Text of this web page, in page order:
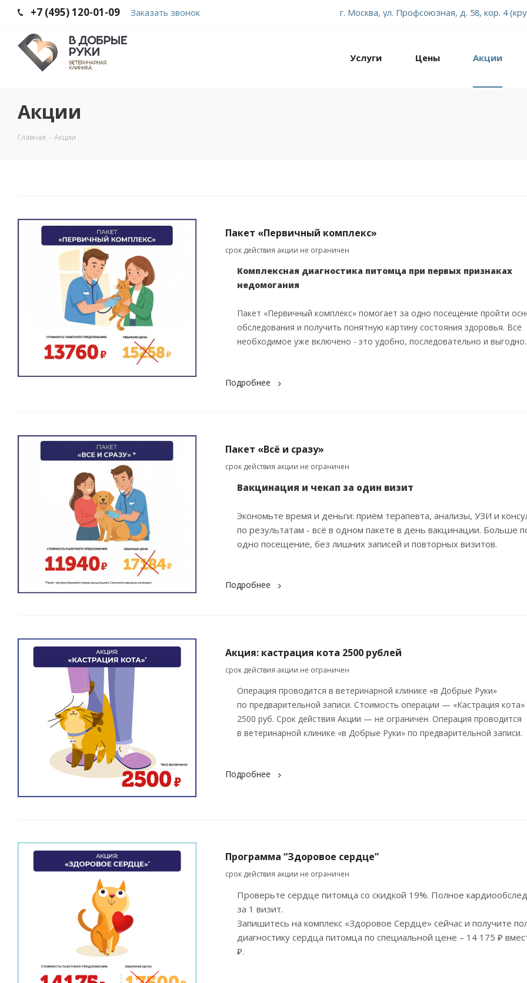
+7 (495) 120-01-09 Заказать звонок г. Москва, ул. Профсоюзная, д. 58, кор. 4
Услуги Цены Акции
Акции
Главная - Акции
Пакет «Первичный комплекс»
срок действия акции не ограничен
Комплексная диагностика питомца при первых признаках
недомогания
Пакет «Первичный комплекс» помогает за одно посещение пройти
обследования и получить понятную картину состояния здоровья. Всё
необходимое уже включено - это удобно, последовательно и выгодно.
Подробнее
Пакет «Всё и сразу»
срок действия акции не ограничен
Вакцинация и чекап за один визит
Экономьте время и деньги: приём терапевта, анализы, УЗИ и
по результатам - всё в одном пакете в день вакцинации. Больше
одно посещение, без лишних записей и повторных визитов.
Подробнее
Акция: кастрация кота 2500 рублей
срок действия акции не ограничен
Операция проводится в ветеринарной клинике «в Добрые Руки»
по предварительной записи. Стоимость операции — «Кастрация
2500 руб. Срок действия Акции — не ограничен. Операция проводится
в ветеринарной клинике «в Добрые Руки» по предварительной записи.
Подробнее
Программа “Здоровое сердце”
срок действия акции не ограничен
Проверьте сердце питомца со скидкой 19%. Полное
за 1 визит.
Запишитесь на комплекс «Здоровое Сердце» сейчас и получите
диагностику сердца питомца по специальной цене – 14 175 ₽
₽.